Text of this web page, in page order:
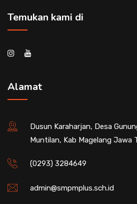
Temukan kami di
Alamat
Dusun Karaharjan, Desa
Muntilan, Kab Magelang Jawa
(0293) 3284649
admin@smpmplus.sch.id